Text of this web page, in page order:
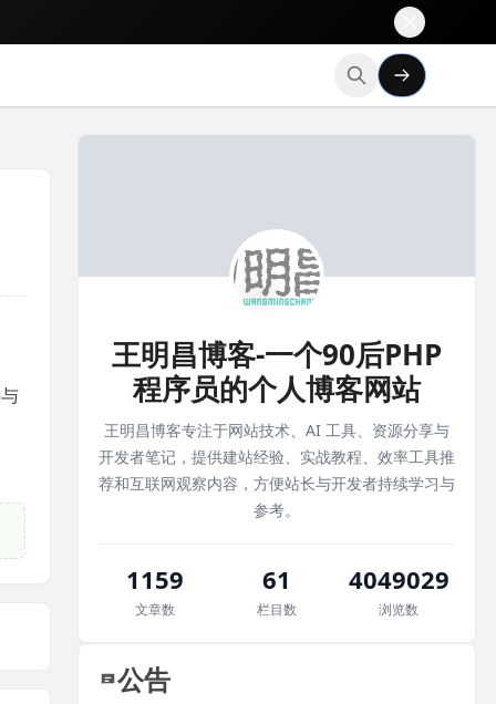
王明昌博客-一个90后PHP
程序员的个人博客网站
王明昌博客专注于网站技术、AI 工具、资源分享与
开发者笔记，提供建站经验、实战教程、效率工具推
荐和互联网观察内容，方便站长与开发者持续学习与
参考。
1159
文章数
61
栏目数
4049029
浏览数
公告